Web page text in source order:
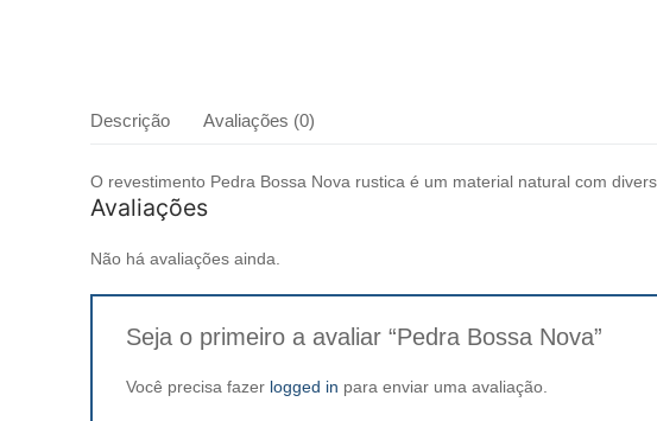
Descrição Avaliações (0)
O revestimento Pedra Bossa Nova rustica é um material natural com
Avaliações
Não há avaliações ainda.
Seja o primeiro a avaliar “Pedra Bossa Nova”
Você precisa fazer logged in para enviar uma avaliação.